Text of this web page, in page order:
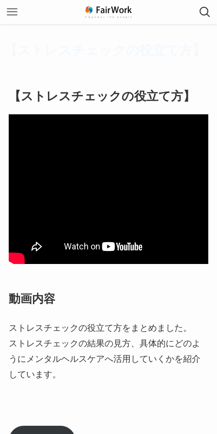
【ストレスチェックの役立て方】
動画内容
ストレスチェックの役立て方をまとめました。
ストレスチェックの結果の見方、具体的にどのよ
うにメンタルヘルスケアへ活用していくかを紹介
しています。